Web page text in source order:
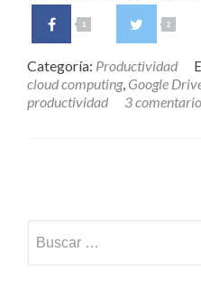
1 2
Categoría: Productividad
cloud computing, Google
productividad
3